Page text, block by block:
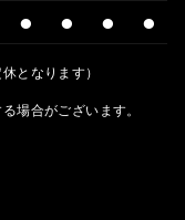
⚫︎ ⚫︎ ⚫︎ ⚫︎
となります）
場合がございます。